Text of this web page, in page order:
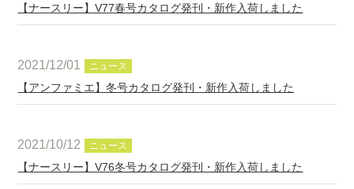
【ナースリー】V77春号カタログ発刊・新作入荷しました
2021/12/01 ニュース
【アンファミエ】冬号カタログ発刊・新作入荷しました
2021/10/12 ニュース
【ナースリー】V76冬号カタログ発刊・新作入荷しました